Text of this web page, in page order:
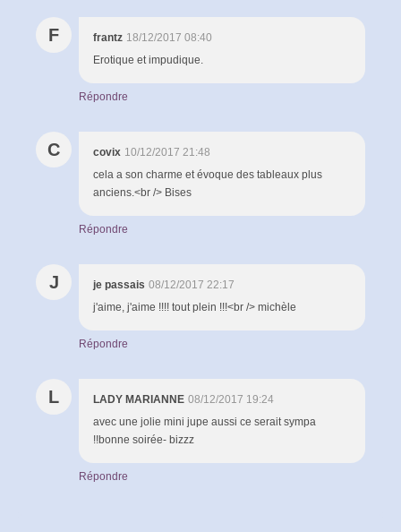
F frantz 18/12/2017 08:40
Erotique et impudique.
Répondre
C covix 10/12/2017 21:48
cela a son charme et évoque des tableaux plus
anciens.<br /> Bises
Répondre
J je passais 08/12/2017 22:17
j'aime, j'aime !!!! tout plein !!!<br /> michèle
Répondre
L LADY MARIANNE 08/12/2017 19:24
avec une jolie mini jupe aussi ce serait sympa
!!bonne soirée- bizzz
Répondre